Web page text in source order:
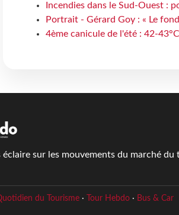
Incendies dans le Sud-Ouest :
Portrait - Gérard Goy : « Le
4ème canicule de l'été : 42-
éclaire sur les mouvements du marché
du Tourisme· Tour Hebdo· Bus & Car